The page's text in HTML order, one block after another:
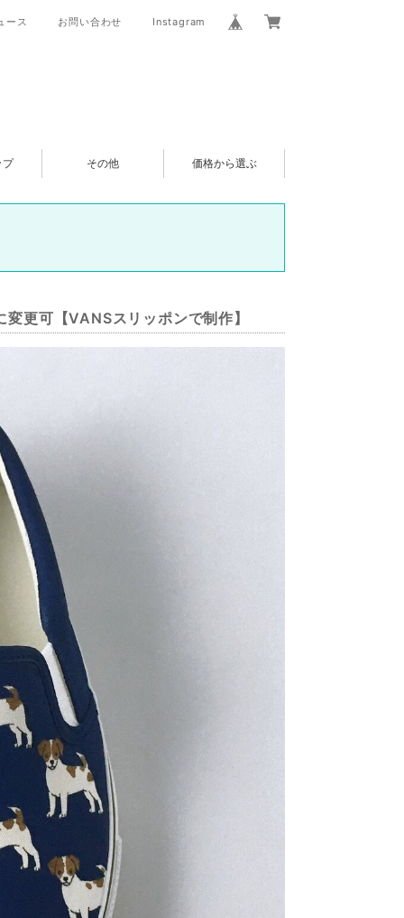
ース お問い合わせ Instagram
プ その他 価格から選ぶ
更可【VANSスリッポンで制作】